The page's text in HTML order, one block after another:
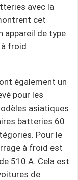
avec la
cet
appareil de type
froid
également un
pour les
asiatiques
batteries 60
Pour le
à froid est
510 A. Cela est
de